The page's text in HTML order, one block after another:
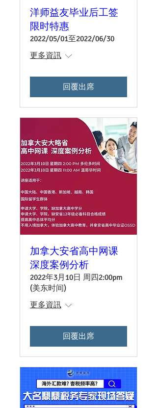
洋师益友毕业后工签
限时特惠
2022/05/01至2022/06/30
更多資訊
回覆出席
加拿大安省高中网课
深度案例分析
2022年3月10日 周四2:00pm
(美东时间)
更多資訊
回覆出席